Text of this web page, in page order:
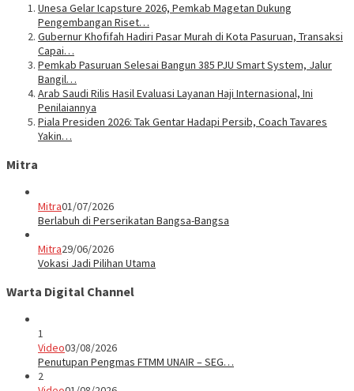
Unesa Gelar Icapsture 2026, Pemkab Magetan Dukung
Pengembangan Riset…
Gubernur Khofifah Hadiri Pasar Murah di Kota Pasuruan, Transaksi
Capai…
Pemkab Pasuruan Selesai Bangun 385 PJU Smart System, Jalur
Bangil…
Arab Saudi Rilis Hasil Evaluasi Layanan Haji Internasional, Ini
Penilaiannya
Piala Presiden 2026: Tak Gentar Hadapi Persib, Coach Tavares
Yakin…
Mitra
Mitra01/07/2026
Berlabuh di Perserikatan Bangsa-Bangsa
Mitra29/06/2026
Vokasi Jadi Pilihan Utama
Warta Digital Channel
1
Video03/08/2026
Penutupan Pengmas FTMM UNAIR – SEG…
2